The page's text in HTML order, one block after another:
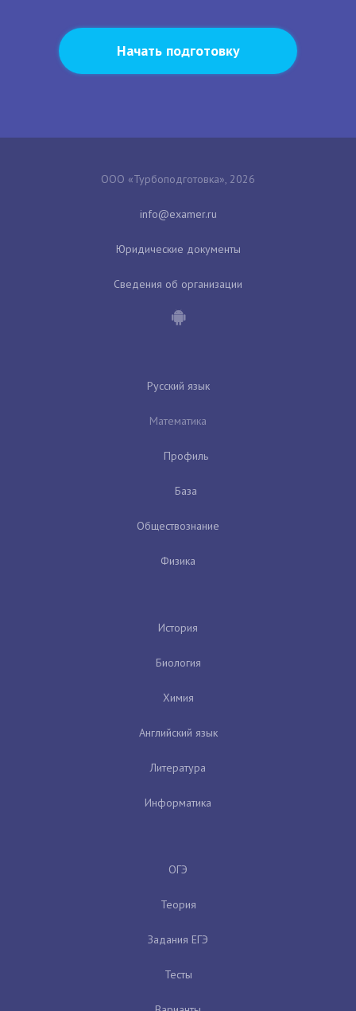
Начать подготовку
ООО «Турбоподготовка», 2026
Юридические документы
Сведения об организации
Русский язык
Математика
Профиль
База
Обществознание
Физика
История
Биология
Химия
Английский язык
Литература
Информатика
ОГЭ
Теория
Задания ЕГЭ
Тесты